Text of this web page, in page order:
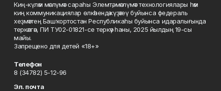
Киң-күләм мәғлүмәт сараһы Элемтә, мәғлүмәт технологиялары һәм
киң коммуникациялар өлкәһендә күҙәтеү буйынса федераль
хеҙмәттең Башҡортостан Республикаһы буйынса идаралығында
теркәлгән, ПИ ТУ02-01821-се теркәү һаны, 2025 йылдың 19-сы
майы.
Запрещено для детей «18+»
Телефон
8 (34782) 5-12-96
Эл. почта